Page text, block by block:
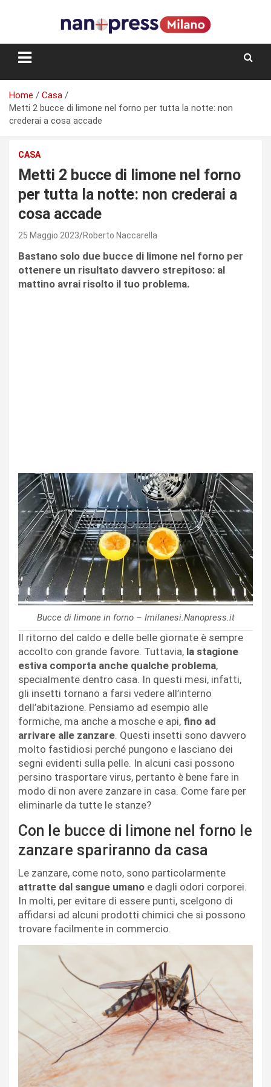
Storie e facce di una città
Home
Casa
Metti 2 bucce di limone nel forno per tutta la notte: non
crederai a cosa accade
CASA
Metti 2 bucce di limone nel forno
per tutta la notte: non crederai a
cosa accade
25 Maggio 2023 Roberto Naccarella
Bastano solo due bucce di limone nel forno per
ottenere un risultato davvero strepitoso: al
mattino avrai risolto il tuo problema.
Bucce di limone in forno – Imilanesi.Nanopress.it
Il ritorno del caldo e delle belle giornate è sempre
accolto con grande favore. Tuttavia, la stagione
estiva comporta anche qualche problema,
specialmente dentro casa. In questi mesi, infatti,
gli insetti tornano a farsi vedere all’interno
dell’abitazione. Pensiamo ad esempio alle
formiche, ma anche a mosche e api, fino ad
arrivare alle zanzare. Questi insetti sono davvero
molto fastidiosi perché pungono e lasciano dei
segni evidenti sulla pelle. In alcuni casi possono
persino trasportare virus, pertanto è bene fare in
modo di non avere zanzare in casa. Come fare per
eliminarle da tutte le stanze?
Con le bucce di limone nel forno le
zanzare spariranno da casa
Le zanzare, come noto, sono particolarmente
attratte dal sangue umano e dagli odori corporei.
In molti, per evitare di essere punti, scelgono di
affidarsi ad alcuni prodotti chimici che si possono
trovare facilmente in commercio.